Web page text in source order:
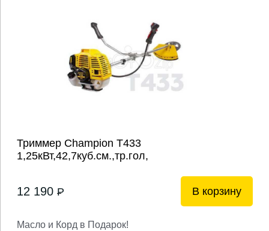
Триммер Champion T433
1,25кВт,42,7куб.см.,тр.гол,
12 190 P В корзину
Масло и Корд в Подарок!